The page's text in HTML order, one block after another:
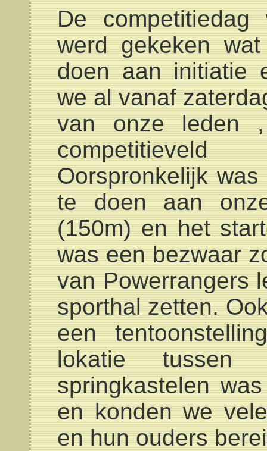
De
werd gekeken
doen aan initiatie
we al vanaf
van onze leden
Oorspronkelijk
te doen aan
(150m) en het
was een bezwaar
van Powerrangers
sporthal zetten.
een
lokatie
springkastelen
en konden we
en hun ouders